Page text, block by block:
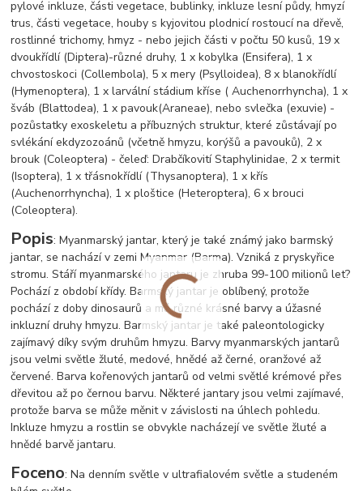
pylové inkluze, části vegetace, bublinky, inkluze lesní půdy, hmyzí
trus, části vegetace, houby s kyjovitou plodnicí rostoucí na dřevě,
rostlinné trichomy, hmyz - nebo jejich části v počtu 50 kusů, 19 x
dvoukřídlí (Diptera)-různé druhy, 1 x kobylka (Ensifera), 1 x
chvostoskoci (Collembola), 5 x mery (Psylloidea), 8 x blanokřídlí
(Hymenoptera), 1 x larvální stádium kříse ( Auchenorrhyncha), 1 x
šváb (Blattodea), 1 x pavouk(Araneae), nebo svlečka (exuvie) -
pozůstatky exoskeletu a příbuzných struktur, které zůstávají po
svlékání ekdyzozoánů (včetně hmyzu, korýšů a pavouků), 2 x
brouk (Coleoptera) - čeleď: Drabčíkovití Staphylinidae, 2 x termit
(Isoptera), 1 x třásnokřídlí (Thysanoptera), 1 x křís
(Auchenorrhyncha), 1 x ploštice (Heteroptera), 6 x brouci
(Coleoptera).
Popis: Myanmarský jantar, který je také známý jako barmský
jantar, se nachází v zemi Myanmar (Barma). Vzniká z pryskyřice
stromu. Stáří myanmarského jantaru je zhruba 99-100 milionů let?
Pochází z období křídy. Barmský jantar je oblíbený, protože
pochází z doby dinosaurů a má různé krásné barvy a úžasné
inkluzní druhy hmyzu. Barmský jantar je také paleontologicky
zajímavý díky svým druhům hmyzu. Barvy myanmarských jantarů
jsou velmi světle žluté, medové, hnědé až černé, oranžové až
červené. Barva kořenových jantarů od velmi světlé krémové přes
dřevitou až po černou barvu. Některé jantary jsou velmi zajímavé,
protože barva se může měnit v závislosti na úhlech pohledu.
Inkluze hmyzu a rostlin se obvykle nacházejí ve světle žluté a
hnědé barvě jantaru.
Foceno: Na denním světle v ultrafialovém světle a studeném